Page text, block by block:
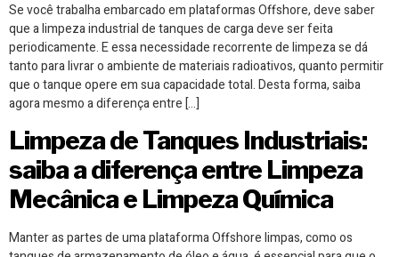
Se você trabalha embarcado em plataformas Offshore, deve saber
que a limpeza industrial de tanques de carga deve ser feita
periodicamente. E essa necessidade recorrente de limpeza se dá
tanto para livrar o ambiente de materiais radioativos, quanto permitir
que o tanque opere em sua capacidade total. Desta forma, saiba
agora mesmo a diferença entre […]
Limpeza de Tanques Industriais:
saiba a diferença entre Limpeza
Mecânica e Limpeza Química
Manter as partes de uma plataforma Offshore limpas, como os